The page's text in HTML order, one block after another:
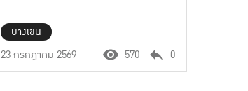
บางเขน
23 กรกฎาคม 2569
570 0